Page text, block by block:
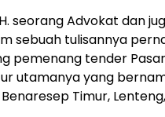
seorang Advokat dan
sebuah tulisannya
pemenang tender
utamanya yang
Timur,